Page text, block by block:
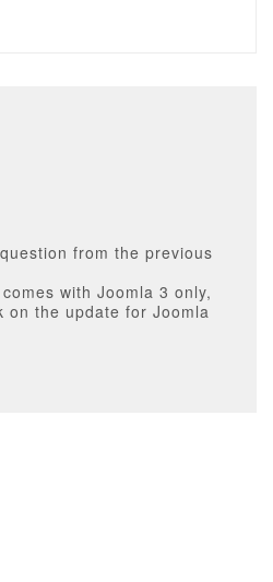
from the previous
with Joomla 3 only,
on the update for Joomla